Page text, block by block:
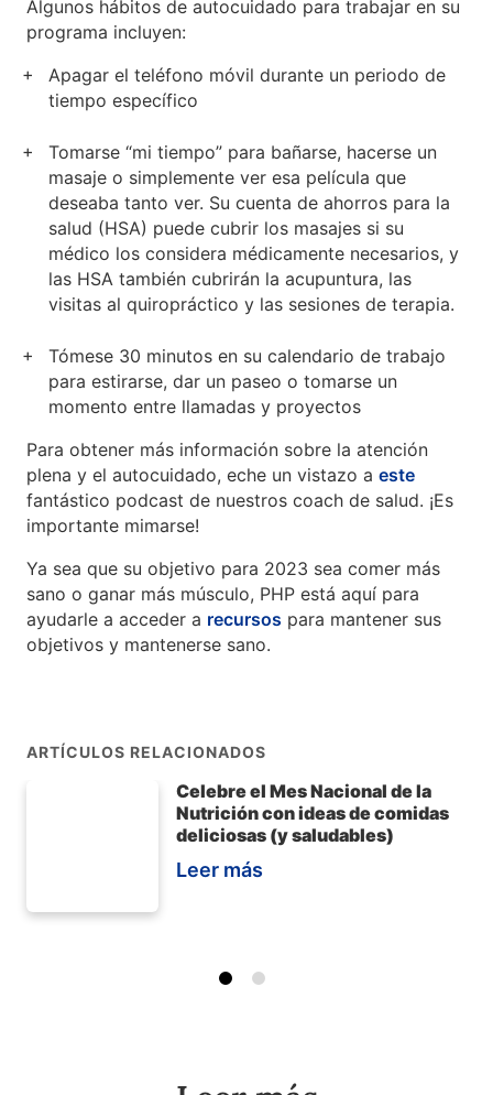
Algunos hábitos de autocuidado para trabajar en su
programa incluyen:
Apagar el teléfono móvil durante un periodo de
tiempo específico
Tomarse “mi tiempo” para bañarse, hacerse un
masaje o simplemente ver esa película que
deseaba tanto ver. Su cuenta de ahorros para la
salud (HSA) puede cubrir los masajes si su
médico los considera médicamente necesarios, y
las HSA también cubrirán la acupuntura, las
visitas al quiropráctico y las sesiones de terapia.
Tómese 30 minutos en su calendario de trabajo
para estirarse, dar un paseo o tomarse un
momento entre llamadas y proyectos
Para obtener más información sobre la atención
plena y el autocuidado, eche un vistazo a este
fantástico podcast de nuestros coach de salud. ¡Es
importante mimarse!
Ya sea que su objetivo para 2023 sea comer más
sano o ganar más músculo, PHP está aquí para
ayudarle a acceder a recursos para mantener sus
objetivos y mantenerse sano.
ARTÍCULOS RELACIONADOS
Celebre el Mes Nacional de la
Nutrición con ideas de comidas
deliciosas (y saludables)
Leer más